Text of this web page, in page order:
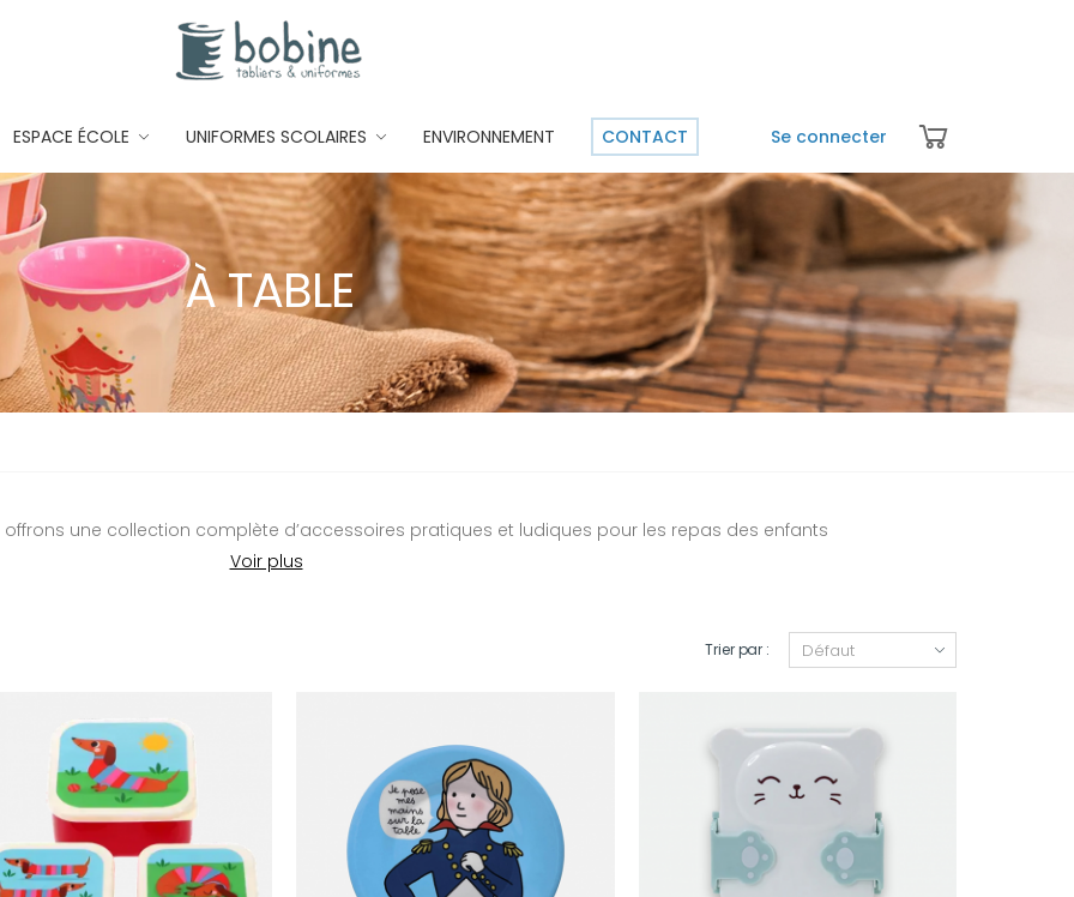
ESPACE ÉCOLE UNIFORMES SCOLAIRES ENVIRONNEMENT CONTACT Se connecter
À TABLE
une collection complète d’accessoires pratiques et ludiques pour les repas des enfants
Trier par :